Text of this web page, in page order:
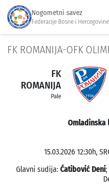
Nogometni savez
Federacije Bosne i Hercegovine
FK ROMANIJA-OFK
FK
ROMANIJA
Pale
Omladinska
15.03.2026 12:30h,
Glavni sudija: Ćatibović Deni;